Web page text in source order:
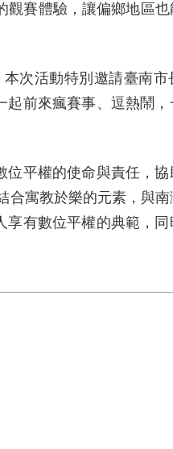
觀賽體驗，讓偏鄉地區
次活動特別邀請臺南市
起前來瘋賽事、逗熱鬧
平權的使命與責任，協
合寓教於樂的元素，與
有數位平權的典範，同